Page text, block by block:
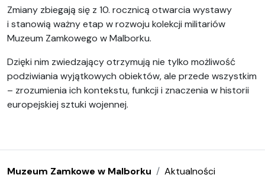
Zmiany zbiegają się z 10. rocznicą otwarcia wystawy
i stanowią ważny etap w rozwoju kolekcji militariów
Muzeum Zamkowego w Malborku.
Dzięki nim zwiedzający otrzymują nie tylko możliwość
podziwiania wyjątkowych obiektów, ale przede wszystkim
– zrozumienia ich kontekstu, funkcji i znaczenia w historii
europejskiej sztuki wojennej.
Muzeum Zamkowe w Malborku
Aktualności